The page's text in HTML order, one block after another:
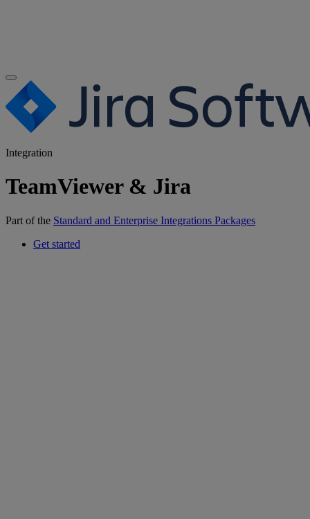
Integration
TeamViewer & Jira
Part of the Standard and Enterprise Integrations Packages
Get started